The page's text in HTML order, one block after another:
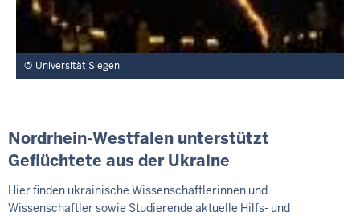
Universität Siegen
Nordrhein-Westfalen unterstützt
Geflüchtete aus der Ukraine
Hier finden ukrainische Wissenschaftlerinnen und
Wissenschaftler sowie Studierende aktuelle Hilfs- und